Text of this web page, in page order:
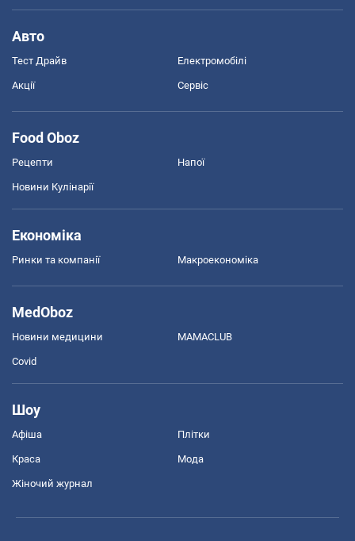
Авто
Тест Драйв Електромобілі
Акції Сервіс
Food Oboz
Рецепти Напої
Новини Кулінарії
Економіка
Ринки та компанії Макроекономіка
MedOboz
Новини медицини MAMACLUB
Covid
Шоу
Афіша Плітки
Краса Мода
Жіночий журнал